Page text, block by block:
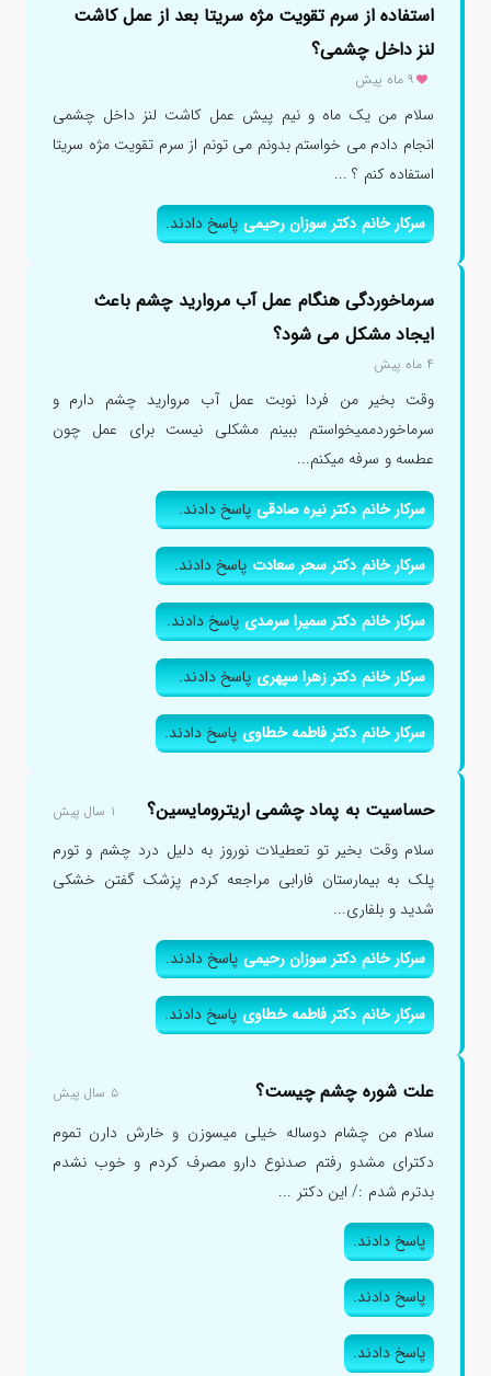
استفاده از سرم تقویت مژه سریتا بعد از عمل کاشت
لنز داخل چشمی؟
۹ ماه پیش
سلام من یک ماه و نیم پیش عمل کاشت لنز داخل چشمی
انجام دادم می خواستم بدونم می تونم از سرم تقویت مژه سریتا
استفاده کنم ؟ ...
سرکار خانم دکتر سوزان رحیمیپاسخ دادند.
سرماخوردگی هنگام عمل آب مروارید چشم باعث
ایجاد مشکل می شود؟
۴ ماه پیش
وقت بخیر من فردا نوبت عمل آب مروارید چشم دارم و
سرماخوردممیخواستم ببینم مشکلی نیست برای عمل چون
عطسه و سرفه میکنم...
سرکار خانم دکتر نیره صادقیپاسخ دادند.
سرکار خانم دکتر سحر سعادتپاسخ دادند.
سرکار خانم دکتر سمیرا سرمدیپاسخ دادند.
سرکار خانم دکتر زهرا سپهریپاسخ دادند.
سرکار خانم دکتر فاطمه خطاویپاسخ دادند.
حساسیت به پماد چشمی اریترومایسین؟ ۱ سال پیش
سلام وقت بخیر تو تعطیلات نوروز به دلیل درد چشم و تورم
پلک به بیمارستان فارابی مراجعه کردم پزشک گفتن خشکی
شدید و بلفاری...
سرکار خانم دکتر سوزان رحیمیپاسخ دادند.
سرکار خانم دکتر فاطمه خطاویپاسخ دادند.
علت شوره چشم چیست؟ ۵ سال پیش
سلام من چشام دوساله خیلی میسوزن و خارش دارن تموم
دکترای مشدو رفتم صدنوع دارو مصرف کردم و خوب نشدم
بدترم شدم :/ این دکتر ...
پاسخ دادند.
پاسخ دادند.
پاسخ دادند.